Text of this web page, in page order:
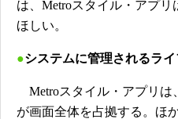
は、Metroスタイル・アプ
ほしい。
●システムに管理されるラ
Metroスタイル・アプリは
が画面全体を占拠する。ほ